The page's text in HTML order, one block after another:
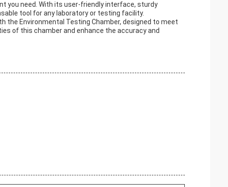
you need. With its user-friendly interface, sturdy
tool for any laboratory or testing facility.
the Environmental Testing Chamber, designed to meet
of this chamber and enhance the accuracy and